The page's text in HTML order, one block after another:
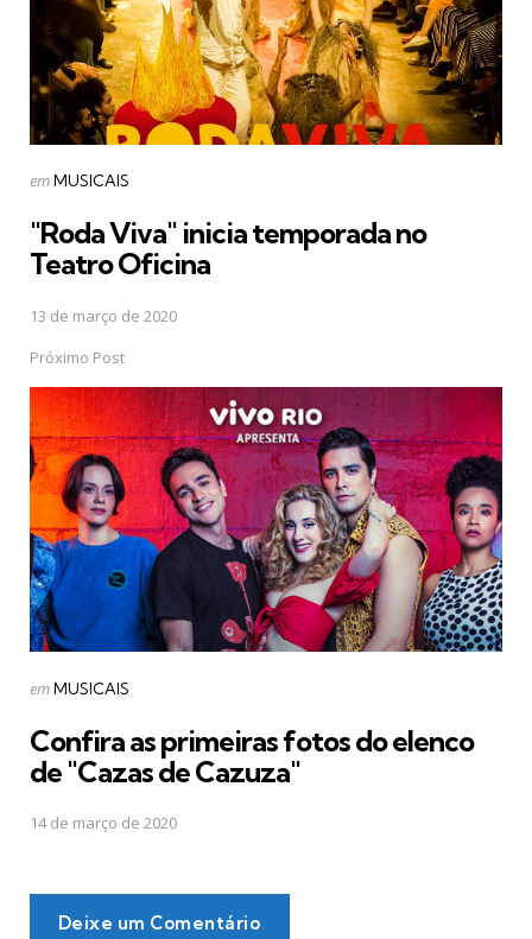
Postado
emMUSICAIS
"Roda Viva" inicia temporada no
Teatro Oficina
13 de março de 2020
Próximo Post
Postado
emMUSICAIS
Confira as primeiras fotos do elenco
de "Cazas de Cazuza"
14 de março de 2020
Deixe um Comentário